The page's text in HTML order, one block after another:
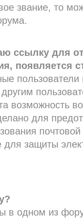
звание, то
ссылку для
появляется
пользователи
возможность
для
для защиты
в одном из